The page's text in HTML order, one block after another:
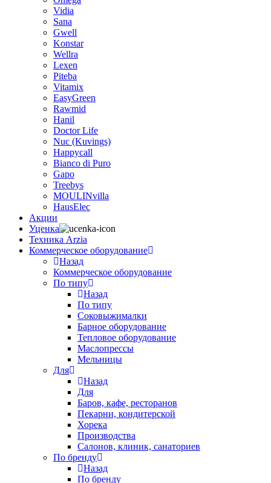
Vidia
Sana
Gwell
Konstar
Wellra
Lexen
Piteba
Vitamix
EasyGreen
Rawmid
Hanil
Doctor Life
Nuc (Kuvings)
Happycall
Bianco di Puro
Gapo
Treebys
MOULINvilla
HausElec
Акции
Уценка
Техника Arzia
Коммерческое оборудование
Назад
Коммерческое оборудование
По типу
Назад
По типу
Соковыжималки
Барное оборудование
Тепловое оборудование
Маслопрессы
Мельницы
Для
Назад
Для
Баров, кафе, ресторанов
Пекарни, кондитерской
Хорека
Производства
Салонов, клиник, санаториев
По бренду
Назад
По бренду